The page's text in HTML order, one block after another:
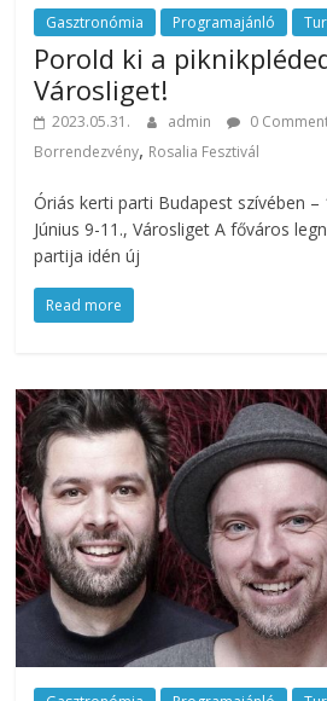
Gasztronómia Programajánló
Porold ki a
Városliget!
2023.05.31. admin 0
Borrendezvény, Rosalia Fesztivál
Óriás kerti parti Budapest szívében –
Június 9-11., Városliget A főváros
partija idén új
Read more